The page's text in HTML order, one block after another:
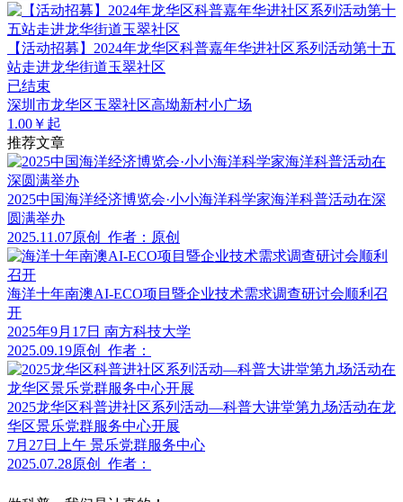
【活动招募】2024年龙华区科普嘉年华进社区系列活动第十五
站走进龙华街道玉翠社区
已结束
深圳市龙华区玉翠社区高坳新村小广场
1.00￥起
推荐文章
2025中国海洋经济博览会·小小海洋科学家海洋科普活动在深
圆满举办
2025.11.07原创 作者：原创
海洋十年南澳AI-ECO项目暨企业技术需求调查研讨会顺利召
开
2025年9月17日 南方科技大学
2025.09.19原创 作者：
2025龙华区科普进社区系列活动—科普大讲堂第九场活动在龙
华区景乐党群服务中心开展
7月27日上午 景乐党群服务中心
2025.07.28原创 作者：